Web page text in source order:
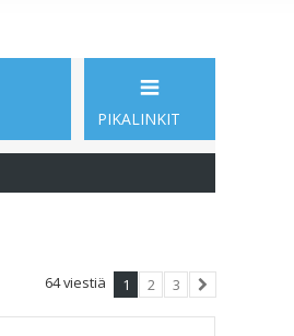
PIKALINKIT
64 viestiä 1 2
3